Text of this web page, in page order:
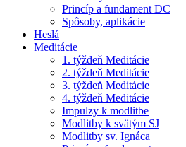
Princíp a fundament DC
Spôsoby, aplikácie
Heslá
Meditácie
1. týždeň Meditácie
2. týždeň Meditácie
3. týždeň Meditácie
4. týždeň Meditácie
Impulzy k modlitbe
Modlitby k svätým SJ
Modlitby sv. Ignáca